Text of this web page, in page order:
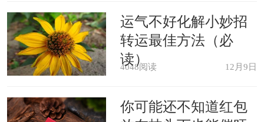
自己的心愿。
工作人士梦见自己站在一条湍急的
大河面前很踌躇地不知道怎么往前走预
示着可能会遇到无法解决的困境，或者
运气不好化解小妙招
转运最佳方法（必
读）
4048阅读 12月9日
你可能还不知道红包